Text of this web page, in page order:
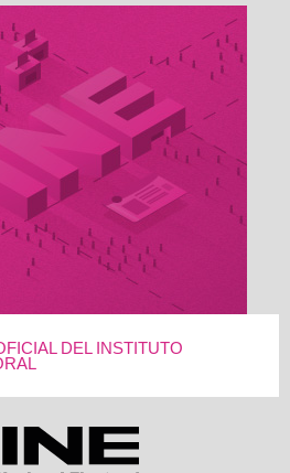
DEL INSTITUTO